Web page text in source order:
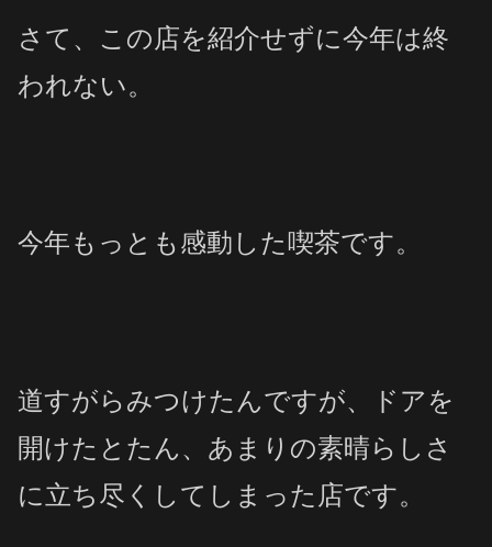
さて、この店を紹介せずに今年は終
われない。
今年もっとも感動した喫茶です。
道すがらみつけたんですが、ドアを
開けたとたん、あまりの素晴らしさ
に立ち尽くしてしまった店です。